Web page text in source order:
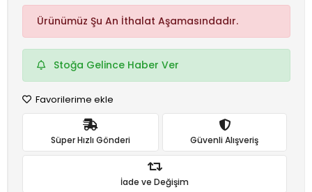
Ürünümüz Şu An İthalat Aşamasındadır.
Stoğa Gelince Haber Ver
Favorilerime ekle
Süper Hızlı Gönderi Güvenli Alışveriş
İade ve Değişim